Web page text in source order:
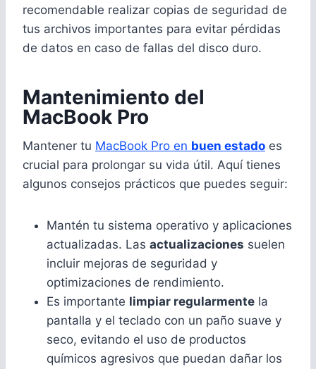
recomendable realizar copias de seguridad de
tus archivos importantes para evitar pérdidas
de datos en caso de fallas del disco duro.
Mantenimiento del
MacBook Pro
Mantener tu MacBook Pro en buen estado es
crucial para prolongar su vida útil. Aquí tienes
algunos consejos prácticos que puedes seguir:
Mantén tu sistema operativo y aplicaciones
actualizadas. Las actualizaciones suelen
incluir mejoras de seguridad y
optimizaciones de rendimiento.
Es importante limpiar regularmente la
pantalla y el teclado con un paño suave y
seco, evitando el uso de productos
químicos agresivos que puedan dañar los